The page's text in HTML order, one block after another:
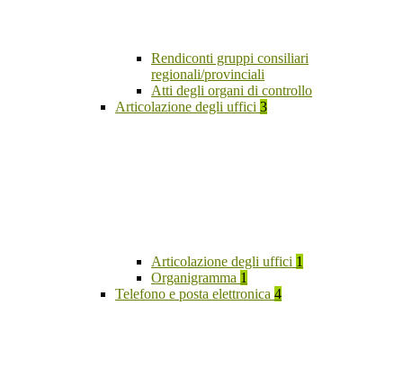
Rendiconti gruppi consiliari
regionali/provinciali
Atti degli organi di controllo
Articolazione degli uffici 3
Articolazione degli uffici 1
Organigramma 1
Telefono e posta elettronica 4